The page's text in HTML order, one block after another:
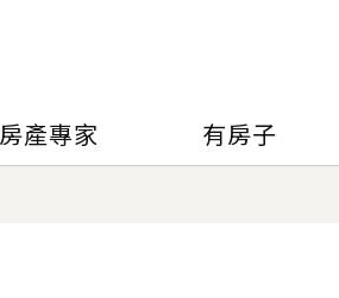
房產專家 有房子